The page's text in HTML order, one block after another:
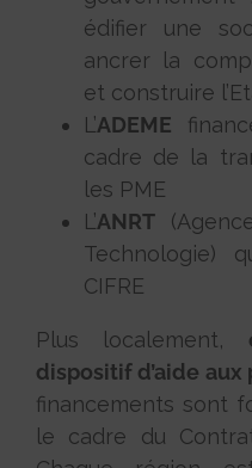
édifier une
ancrer la
et construire
L’ADEME
cadre de la
les PME
L’ANRT
Technologie)
CIFRE
Plus localement,
dispositif d’aide aux
financements sont
le cadre du